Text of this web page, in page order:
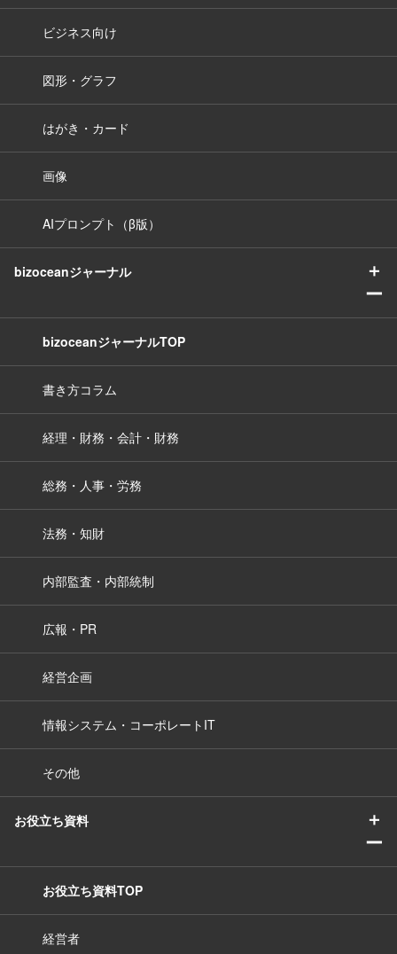
ビジネス向け
図形・グラフ
はがき・カード
画像
AIプロンプト（β版）
bizoceanジャーナル
＋
ー
bizoceanジャーナルTOP
書き方コラム
経理・財務・会計・財務
総務・人事・労務
法務・知財
内部監査・内部統制
広報・PR
経営企画
情報システム・コーポレートIT
その他
お役立ち資料
＋
ー
お役立ち資料TOP
経営者